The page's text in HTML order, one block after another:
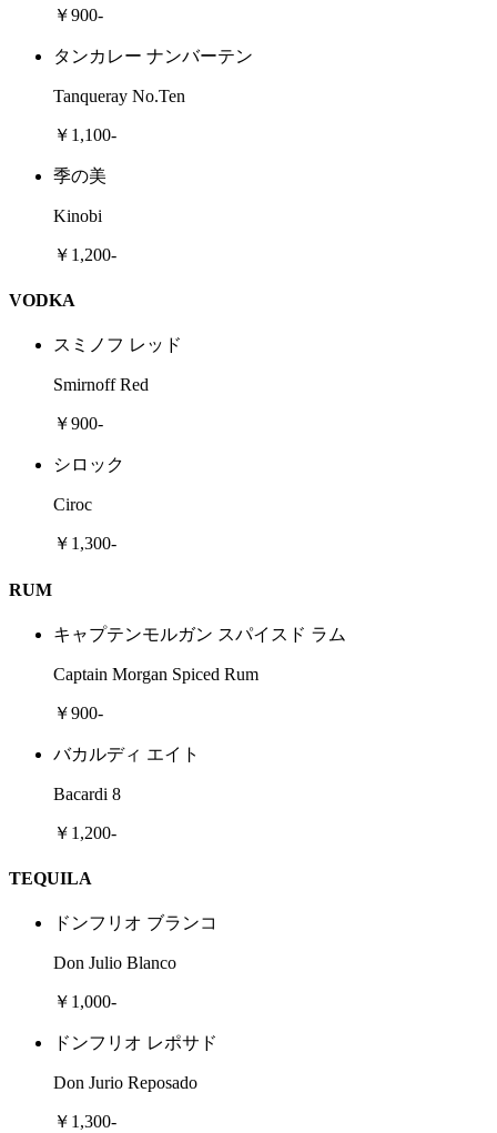
￥900-
タンカレー ナンバーテン
Tanqueray No.Ten
￥1,100-
季の美
Kinobi
￥1,200-
VODKA
スミノフ レッド
Smirnoff Red
￥900-
シロック
Ciroc
￥1,300-
RUM
キャプテンモルガン スパイスド ラム
Captain Morgan Spiced Rum
￥900-
バカルディ エイト
Bacardi 8
￥1,200-
TEQUILA
ドンフリオ ブランコ
Don Julio Blanco
￥1,000-
ドンフリオ レポサド
Don Jurio Reposado
￥1,300-